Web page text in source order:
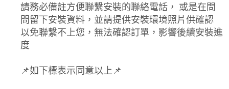
請務必備註方便聯繫安裝的聯絡電話， 或是在問
問留下安裝資料，並請提供安裝環境照片供確認
以免聯繫不上您，無法確認訂單，影響後續安裝進
度
📌如下標表示同意以上📌